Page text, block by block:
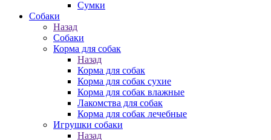
Сумки
Собаки
Назад
Собаки
Корма для собак
Назад
Корма для собак
Корма для собак сухие
Корма для собак влажные
Лакомства для собак
Корма для собак лечебные
Игрушки собаки
Назад